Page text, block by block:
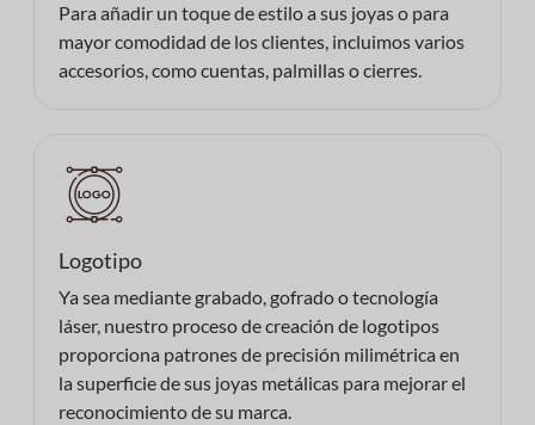
Para añadir un toque de estilo a sus joyas o para
mayor comodidad de los clientes, incluimos varios
accesorios, como cuentas, palmillas o cierres.
Logotipo
Ya sea mediante grabado, gofrado o tecnología
láser, nuestro proceso de creación de logotipos
proporciona patrones de precisión milimétrica en
la superficie de sus joyas metálicas para mejorar el
reconocimiento de su marca.